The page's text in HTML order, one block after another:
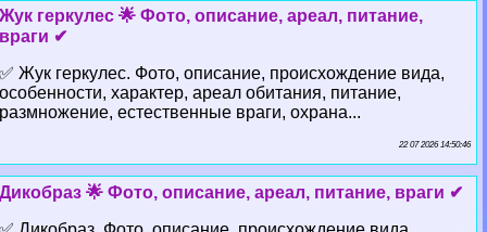
Жук геркулес 🌟 Фото, описание, ареал, питание,
враги ✔
✅ Жук геркулес. Фото, описание, происхождение вида,
особенности, хаpaктер, ареал обитания, питание,
размножение, естественные враги, охрана...
22 07 2026 14:50:46
Дикобраз 🌟 Фото, описание, ареал, питание, враги ✔